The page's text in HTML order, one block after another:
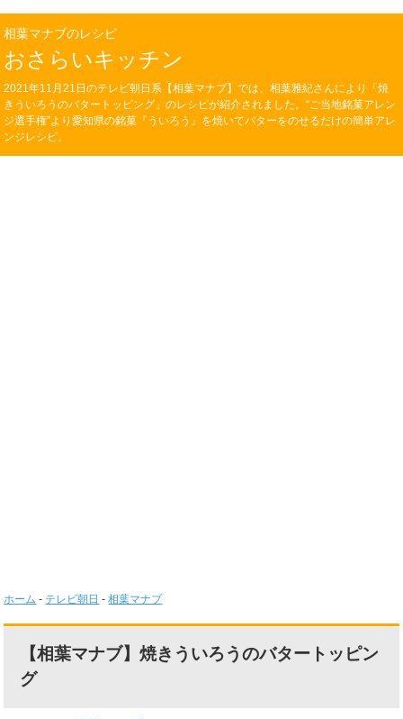
相葉マナブのレシピ
おさらいキッチン
2021年11月21日のテレビ朝日系【相葉マナブ】では、相葉雅紀さんにより「焼
きういろうのバタートッピング」のレシピが紹介されました。“ご当地銘菓アレン
ジ選手権”より愛知県の銘菓『ういろう』を焼いてバターをのせるだけの簡単アレ
ンジレシピ。
ホーム - テレビ朝日 -相葉マナブ
【相葉マナブ】焼きういろうのバタートッピン
グ